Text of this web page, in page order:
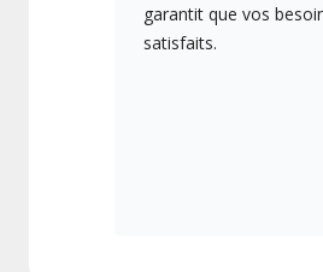
garantit que vos
satisfaits.